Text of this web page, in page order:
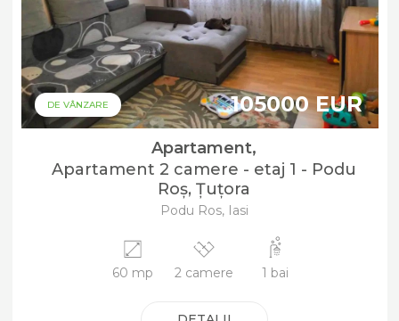
DE VÂNZARE 105000 EUR
Apartament,
Apartament 2 camere - etaj 1 - Podu
Roș, Țuțora
Podu Ros, Iasi
60 mp 2 camere 1 bai